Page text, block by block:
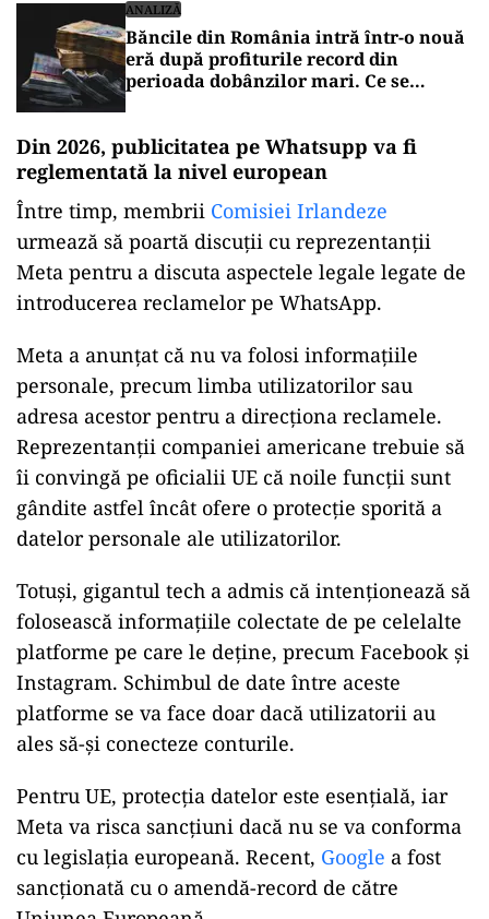
ANALIZĂ
Băncile din România intră într-o nouă
eră după profiturile record din
perioada dobânzilor mari. Ce se
Din 2026, publicitatea pe Whatsupp va fi
reglementată la nivel european
Între timp, membrii Comisiei Irlandeze
urmează să poartă discuții cu reprezentanții
Meta pentru a discuta aspectele legale legate de
introducerea reclamelor pe WhatsApp.
Meta a anunțat că nu va folosi informațiile
personale, precum limba utilizatorilor sau
adresa acestor pentru a direcționa reclamele.
Reprezentanții companiei americane trebuie să
îi convingă pe oficialii UE că noile funcții sunt
gândite astfel încât ofere o protecție sporită a
datelor personale ale utilizatorilor.
Totuși, gigantul tech a admis că intenționează să
folosească informațiile colectate de pe celelalte
platforme pe care le deține, precum Facebook și
Instagram. Schimbul de date între aceste
platforme se va face doar dacă utilizatorii au
ales să-și conecteze conturile.
Pentru UE, protecția datelor este esențială, iar
Meta va risca sancțiuni dacă nu se va conforma
cu legislația europeană. Recent, Google a fost
sancționată cu o amendă-record de către